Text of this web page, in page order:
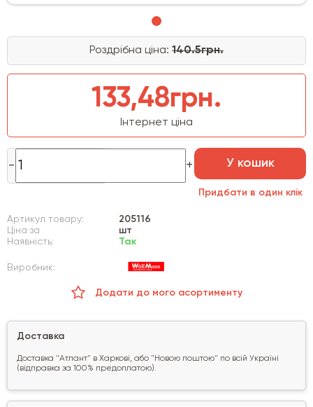
Роздрібна ціна: 140.5грн.
133,48грн.
Інтернет ціна
У кошик
Придбати в один клік
Артикул товару:
205116
Ціна за
шт
Наявність:
Так
Виробник:
Додати до мого асортименту
Доставка
Доставка "Атлант" в Харкові, або "Новою поштою" по всій Україні
(відправка за 100% предоплатою).